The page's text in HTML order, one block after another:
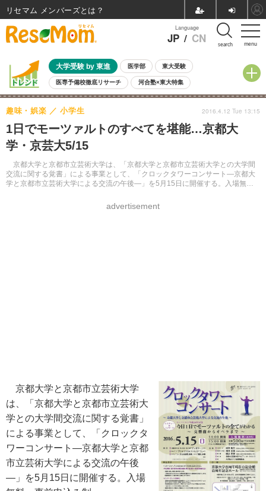
menu
Language
JP / CN search
大学受験 by 東進 医学部 東大受験
医専予備校徹底リサーチ 河合塾×東大特集
親子で考える大学選び 高校受験 中学受験 小学校受験
共通テスト 夏休み
8月開催イベント・WS 全国公立高校 過去問 人気記事
自由研究教材（小学生向け）
1日でモーツァルトのすべてを堪能…京都大
学・京芸大5/15
京都大学と京都市立芸術大学は、「京都大学と京都市立芸術大学との大学間
交流に関する覚書」による事業として、「クロックタワーコンサート―京都大
学と京都市立芸術大学による交流の午後―」を5月15日に開催する。入場無
趣味・娯楽 小学生
advertisement
2016.4.12 Tue 13:15
京都大学と京都市立芸術大学
は、「京都大学と京都市立芸術大
学との大学間交流に関する覚書」
による事業として、「クロックタ
ワーコンサート―京都大学と京都
市立芸術大学による交流の午後
―」を5月15日に開催する。入場
リセマム メンバーズ